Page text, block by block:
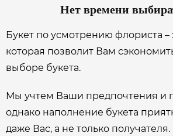
Нет времени
Букет по усмотрению флориста –
которая позволит Вам
выборе букета.
Мы учтем Ваши предпочтения и
однако наполнение букета
даже Вас, а не только получателя.